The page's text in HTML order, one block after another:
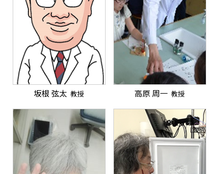
坂根 弦太 教授 高原 周一 教授